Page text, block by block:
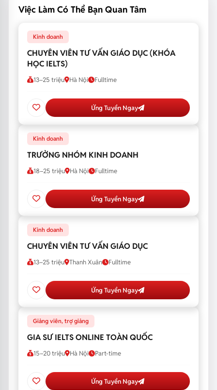
Việc Làm Có Thể Bạn Quan Tâm
Kinh doanh
CHUYÊN VIÊN TƯ VẤN GIÁO DỤC (KHÓA
HỌC IELTS)
13–25 triệu Hà Nội Fulltime
Ứng Tuyển Ngay
Kinh doanh
TRƯỞNG NHÓM KINH DOANH
18–25 triệu Hà Nội Fulltime
Ứng Tuyển Ngay
Kinh doanh
CHUYÊN VIÊN TƯ VẤN GIÁO DỤC
13–25 triệu Thanh Xuân Fulltime
Ứng Tuyển Ngay
Giảng viên, trợ giảng
GIA SƯ IELTS ONLINE TOÀN QUỐC
15–20 triệu Hà Nội Part-time
Ứng Tuyển Ngay